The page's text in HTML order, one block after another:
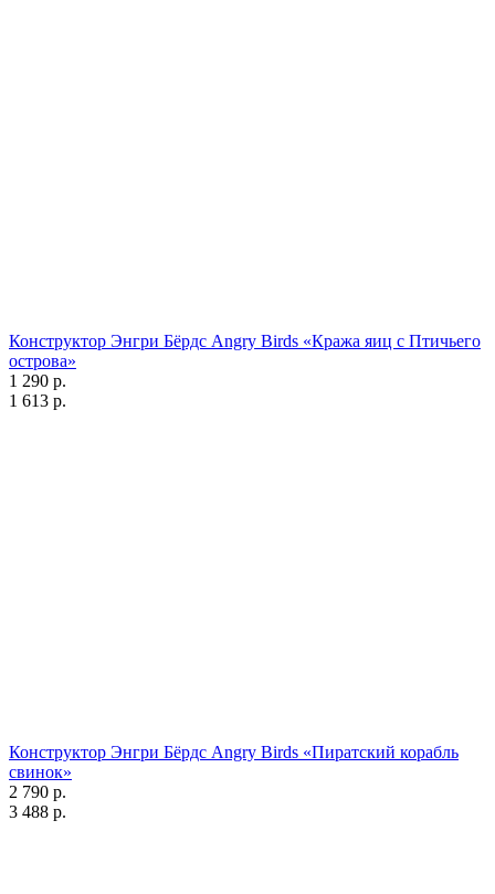
Конструктор Энгри Бёрдс Angry Birds «Кража яиц с Птичьего
острова»
1 290 р.
1 613 р.
Конструктор Энгри Бёрдс Angry Birds «Пиратский корабль
свинок»
2 790 р.
3 488 р.